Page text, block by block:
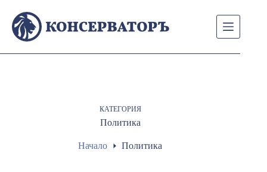
content
КАТЕГОРИЯ
Политика
Начало Политика